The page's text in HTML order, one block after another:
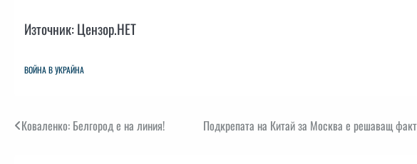
Източник: Цензор.НЕТ
ВОЙНА В УКРАЙНА
Навигация
Коваленко: Белгород е на линия! Подкрепата на Китай за Москва е решаващ